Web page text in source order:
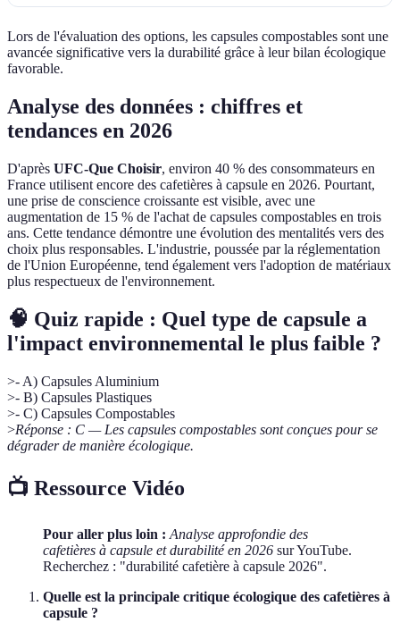
Lors de l'évaluation des options, les capsules compostables sont une
avancée significative vers la durabilité grâce à leur bilan écologique
favorable.
Analyse des données : chiffres et
tendances en 2026
D'après UFC-Que Choisir, environ 40 % des consommateurs en
France utilisent encore des cafetières à capsule en 2026. Pourtant,
une prise de conscience croissante est visible, avec une
augmentation de 15 % de l'achat de capsules compostables en trois
ans. Cette tendance démontre une évolution des mentalités vers des
choix plus responsables. L'industrie, poussée par la réglementation
de l'Union Européenne, tend également vers l'adoption de matériaux
plus respectueux de l'environnement.
🧠 Quiz rapide : Quel type de capsule a
l'impact environnemental le plus faible ?
>- A) Capsules Aluminium
>- B) Capsules Plastiques
>- C) Capsules Compostables
>Réponse : C — Les capsules compostables sont conçues pour se
dégrader de manière écologique.
📺 Ressource Vidéo
Pour aller plus loin : Analyse approfondie des
cafetières à capsule et durabilité en 2026 sur YouTube.
Recherchez : "durabilité cafetière à capsule 2026".
Quelle est la principale critique écologique des cafetières à
capsule ?